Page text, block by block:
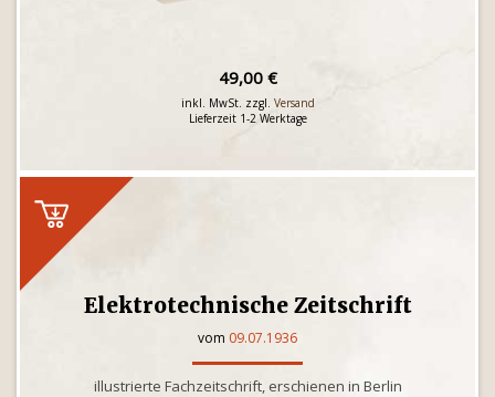
49,00 €
inkl. MwSt. zzgl. Versand
Lieferzeit 1-2 Werktage
Elektrotechnische Zeitschrift
vom 09.07.1936
illustrierte Fachzeitschrift, erschienen in Berlin